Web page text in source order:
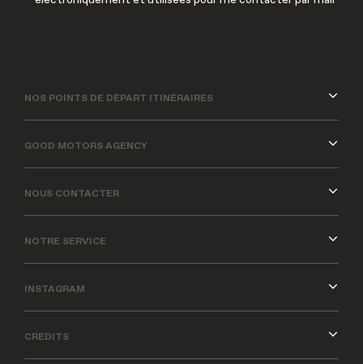
NOS POINTS DE DÉPART ITINÉRAIRES
GOOD MOTORS AGENCY
NOUS CONTACTER
NOTRE SERVICE
INSTAGRAM
CREDITS